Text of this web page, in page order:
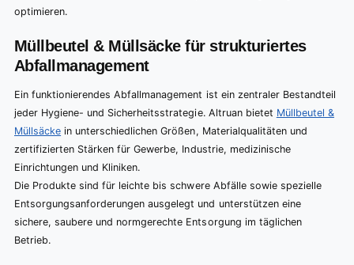
optimieren.
Müllbeutel & Müllsäcke für strukturiertes
Abfallmanagement
Ein funktionierendes Abfallmanagement ist ein zentraler Bestandteil
jeder Hygiene- und Sicherheitsstrategie. Altruan bietet Müllbeutel &
Müllsäcke in unterschiedlichen Größen, Materialqualitäten und
zertifizierten Stärken für Gewerbe, Industrie, medizinische
Einrichtungen und Kliniken.
Die Produkte sind für leichte bis schwere Abfälle sowie spezielle
Entsorgungsanforderungen ausgelegt und unterstützen eine
sichere, saubere und normgerechte Entsorgung im täglichen
Betrieb.